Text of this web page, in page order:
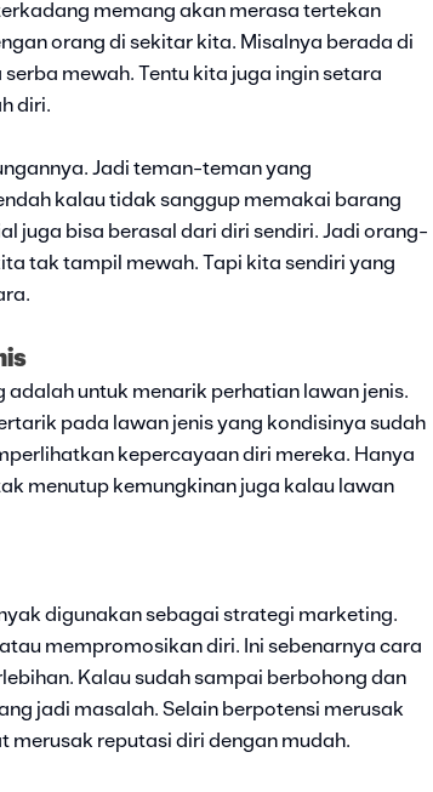
memang akan merasa tertekan
orang di sekitar kita. Misalnya berada di
mewah. Tentu kita juga ingin setara
diri.
Jadi teman-teman yang
kalau tidak sanggup memakai barang
juga bisa berasal dari diri sendiri. Jadi orang-
tak tampil mewah. Tapi kita sendiri yang
untuk menarik perhatian lawan jenis.
pada lawan jenis yang kondisinya sudah
kepercayaan diri mereka. Hanya
menutup kemungkinan juga kalau lawan
digunakan sebagai strategi marketing.
mempromosikan diri. Ini sebenarnya cara
Kalau sudah sampai berbohong dan
jadi masalah. Selain berpotensi merusak
reputasi diri dengan mudah.